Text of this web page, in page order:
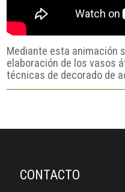
Mediante esta animación
elaboración de los vasos
técnicas de decorado de
CONTACTO